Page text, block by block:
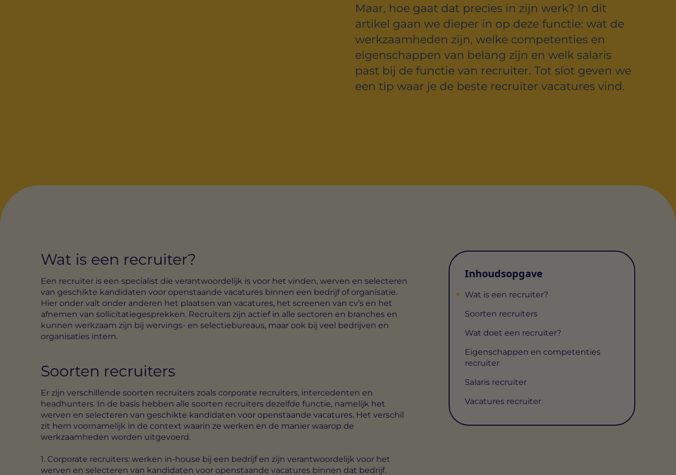
Maar, hoe gaat dat precies in zijn werk? In dit
artikel gaan we dieper in op deze functie: wat de
werkzaamheden zijn, welke competenties en
eigenschappen van belang zijn en welk salaris
past bij de functie van recruiter. Tot slot geven we
een tip waar je de beste recruiter vacatures vind.
Inhoudsopgave
Wat is een recruiter?
Soorten recruiters
Wat doet een recruiter?
Eigenschappen en competenties
recruiter
Salaris recruiter
Vacatures recruiter
Wat is een recruiter?
Een recruiter is een specialist die verantwoordelijk is voor het vinden, werven en selecteren
van geschikte kandidaten voor openstaande vacatures binnen een bedrijf of organisatie.
Hier onder valt onder anderen het plaatsen van vacatures, het screenen van cv’s en het
afnemen van sollicitatiegesprekken. Recruiters zijn actief in alle sectoren en branches en
kunnen werkzaam zijn bij wervings- en selectiebureaus, maar ook bij veel bedrijven en
organisaties intern.
Soorten recruiters
Er zijn verschillende soorten recruiters zoals corporate recruiters, intercedenten en
headhunters. In de basis hebben alle soorten recruiters dezelfde functie, namelijk het
werven en selecteren van geschikte kandidaten voor openstaande vacatures. Het verschil
zit hem voornamelijk in de context waarin ze werken en de manier waarop de
werkzaamheden worden uitgevoerd.
1. Corporate recruiters:werken in-house bij een bedrijf en zijn verantwoordelijk voor het
werven en selecteren van kandidaten voor openstaande vacatures binnen dat bedrijf.